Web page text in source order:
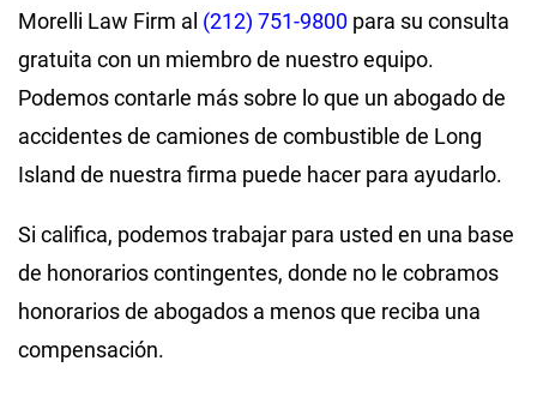
Morelli Law Firm al (212) 751-9800 para su consulta
gratuita con un miembro de nuestro equipo.
Podemos contarle más sobre lo que un abogado de
accidentes de camiones de combustible de Long
Island de nuestra firma puede hacer para ayudarlo.
Si califica, podemos trabajar para usted en una base
de honorarios contingentes, donde no le cobramos
honorarios de abogados a menos que reciba una
compensación.